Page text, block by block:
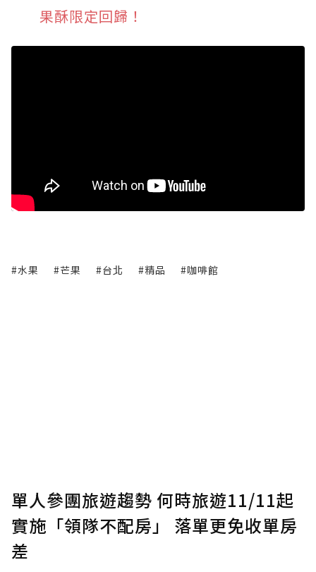
果酥限定回歸！
#水果 #芒果 #台北 #精品 #咖啡館
單人參團旅遊趨勢 何時旅遊11/11起
實施「領隊不配房」 落單更免收單房
差